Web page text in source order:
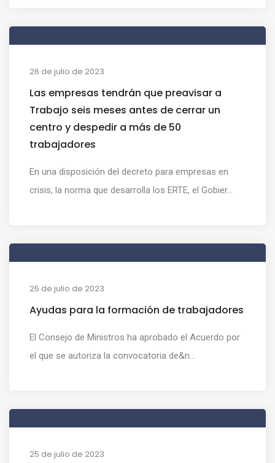
26 de julio de 2023
Las empresas tendrán que preavisar a
Trabajo seis meses antes de cerrar un
centro y despedir a más de 50
trabajadores
En una disposición del decreto para empresas en
crisis, la norma que desarrolla los ERTE, el Gobier...
25 de julio de 2023
Ayudas para la formación de trabajadores
El Consejo de Ministros ha aprobado el Acuerdo por
el que se autoriza la convocatoria de&n...
25 de julio de 2023